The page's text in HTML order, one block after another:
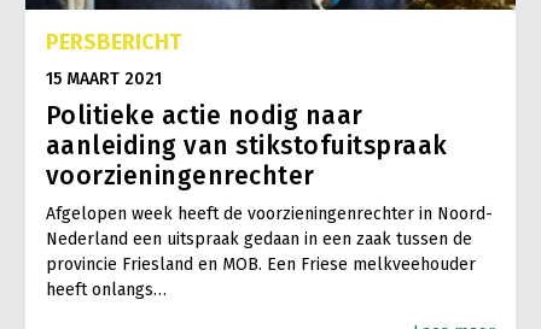
PERSBERICHT
15 MAART 2021
Politieke actie nodig naar
aanleiding van stikstofuitspraak
voorzieningenrechter
Afgelopen week heeft de voorzieningenrechter in Noord-
Nederland een uitspraak gedaan in een zaak tussen de
provincie Friesland en MOB. Een Friese melkveehouder
heeft onlangs…